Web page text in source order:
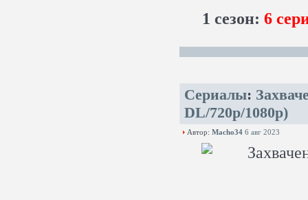
1 сезон: 6
Сериалы:
DL/720p/1080p)
Автор: Macho34 6 авг 2023